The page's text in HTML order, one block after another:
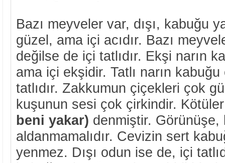
Bazı meyveler var, dışı, kabuğu
güzel, ama içi acıdır. Bazı
değilse de içi tatlıdır. Ekşi narın
ama içi ekşidir. Tatlı narın
tatlıdır. Zakkumun çiçekleri çok
kuşunun sesi çok çirkindir.
beni yakar) denmiştir. Görünüşe,
aldanmamalıdır. Cevizin sert
yenmez. Dışı odun ise de, içi